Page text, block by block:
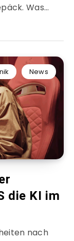
Was…
News
die KI im
nach